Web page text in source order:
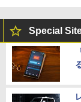
Special